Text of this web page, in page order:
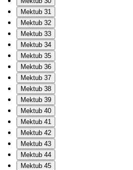
Mektub 31
Mektub 32
Mektub 33
Mektub 34
Mektub 35
Mektub 36
Mektub 37
Mektub 38
Mektub 39
Mektub 40
Mektub 41
Mektub 42
Mektub 43
Mektub 44
Mektub 45